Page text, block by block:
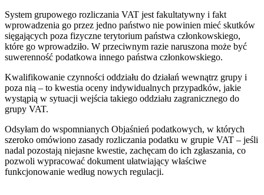
System grupowego rozliczania VAT jest fakultatywny i fakt
wprowadzenia go przez jedno państwo nie powinien mieć skutków
sięgających poza fizyczne terytorium państwa członkowskiego,
które go wprowadziło. W przeciwnym razie naruszona może być
suwerenność podatkowa innego państwa członkowskiego.
Kwalifikowanie czynności oddziału do działań wewnątrz grupy i
poza nią – to kwestia oceny indywidualnych przypadków, jakie
wystąpią w sytuacji wejścia takiego oddziału zagranicznego do
grupy VAT.
Odsyłam do wspomnianych Objaśnień podatkowych, w których
szeroko omówiono zasady rozliczania podatku w grupie VAT – jeśli
nadal pozostają niejasne kwestie, zachęcam do ich zgłaszania, co
pozwoli wypracować dokument ułatwiający właściwe
funkcjonowanie według nowych regulacji.